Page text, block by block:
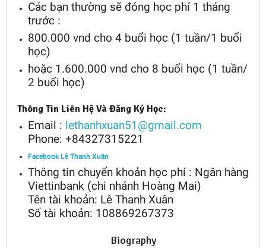
Các bạn thường sẽ đóng học phí 1 tháng
trước :
800.000 vnd cho 4 buổi học (1 tuần/1 buổi
học)
hoặc 1.600.000 vnd cho 8 buổi học (1 tuần/
2 buổi học)
Thông Tin Liên Hệ Và Đăng Ký Học:
Email : lethanhxuan51@gmail.com
Phone: +84327315221
Facebook Lê Thanh Xuân
Thông tin chuyển khoản học phí : Ngân hàng
Viettinbank (chi nhánh Hoàng Mai)
Tên tài khoản: Lê Thanh Xuân
Số tài khoản: 108869267373
Biography